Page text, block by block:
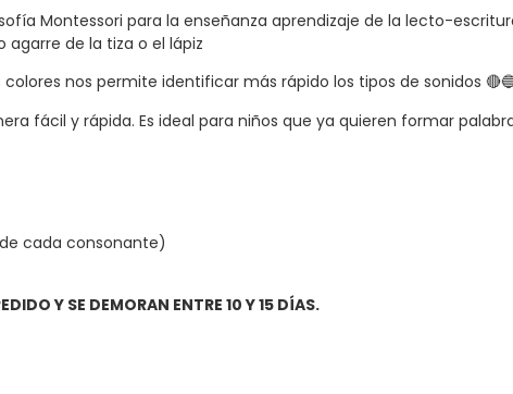
Montessori para la enseñanza aprendizaje de la lecto-
de la tiza o el lápiz
nos permite identificar más rápido los tipos de sonidos
fácil y rápida. Es ideal para niños que ya quieren formar
cada consonante)
Y SE DEMORAN ENTRE 10 Y 15 DÍAS.